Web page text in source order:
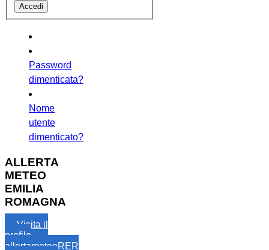
Password
dimenticata?
Nome
utente
dimenticato?
ALLERTA
METEO
EMILIA
ROMAGNA
Visita il
profilo
allertameteoRER